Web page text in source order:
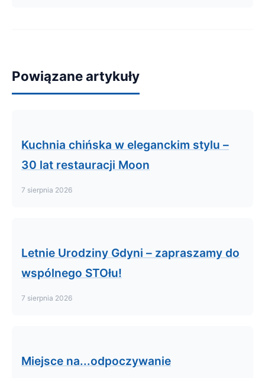
Powiązane artykuły
Kuchnia chińska w eleganckim stylu –
30 lat restauracji Moon
7 sierpnia 2026
Letnie Urodziny Gdyni – zapraszamy do
wspólnego STOłu!
7 sierpnia 2026
Miejsce na...odpoczywanie